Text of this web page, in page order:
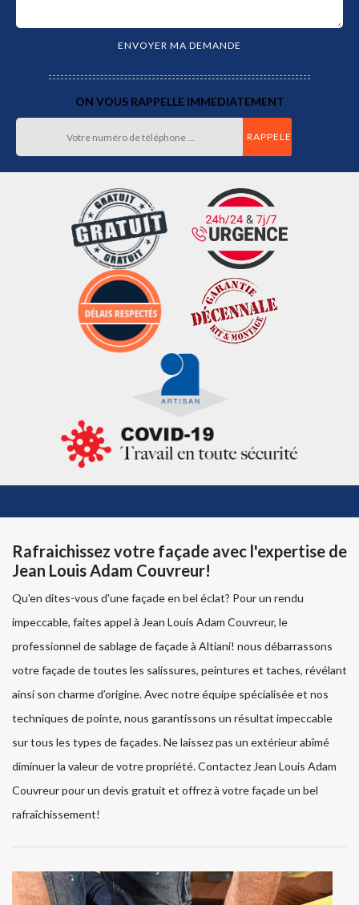
ON VOUS RAPPELLE IMMEDIATEMENT
Rafraichissez votre façade avec l'expertise de
Jean Louis Adam Couvreur!
Qu'en dites-vous d'une façade en bel éclat? Pour un rendu
impeccable, faites appel à Jean Louis Adam Couvreur, le
professionnel de sablage de façade à Altiani! nous débarrassons
votre façade de toutes les salissures, peintures et taches, révélant
ainsi son charme d’origine. Avec notre équipe spécialisée et nos
techniques de pointe, nous garantissons un résultat impeccable
sur tous les types de façades. Ne laissez pas un extérieur abîmé
diminuer la valeur de votre propriété. Contactez Jean Louis Adam
Couvreur pour un devis gratuit et offrez à votre façade un bel
rafraîchissement!